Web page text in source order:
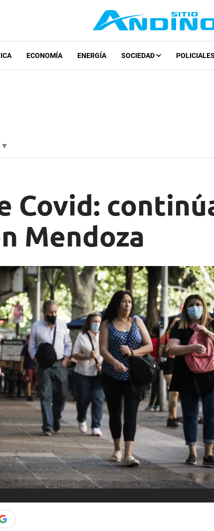
ECONOMÍA ENERGÍA SOCIEDAD POLICIALES
▼
Covid:
Mendoza